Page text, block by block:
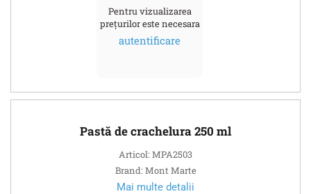
Pentru vizualizarea
prețurilor este necesara
autentificare
Pastă de crachelura 250 ml
Articol: MPA2503
Brand: Mont Marte
Mai multe detalii